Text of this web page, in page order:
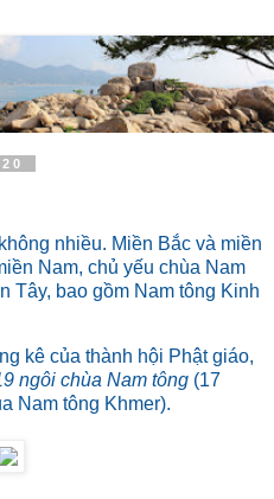
nhiều. Miền Bắc và miền
Nam, chủ yếu chùa Nam
Tây, bao gồm Nam tông Kinh
kê của thành hội Phật giáo,
ngôi chùa Nam tông (17
Nam tông Khmer).